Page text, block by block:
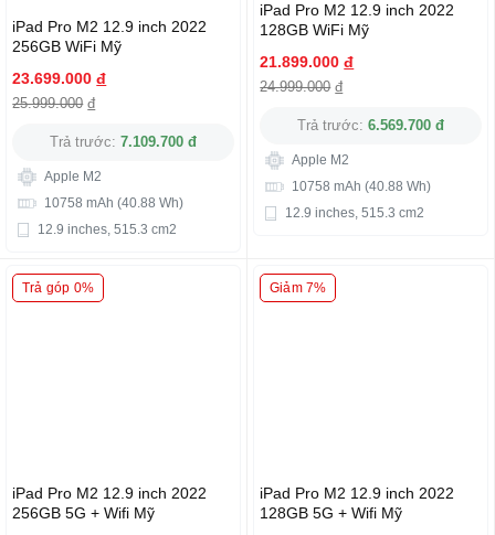
iPad Pro M2 12.9 inch 2022
256GB WiFi Mỹ
23.699.000 đ
25.999.000 đ
Trả trước: 7.109.700 đ
Apple M2
10758 mAh (40.88 Wh)
12.9 inches, 515.3 cm2
iPad Pro M2 12.9 inch 2022
128GB WiFi Mỹ
21.899.000 đ
24.999.000 đ
Trả trước: 6.569.700 đ
Apple M2
10758 mAh (40.88 Wh)
12.9 inches, 515.3 cm2
Trả góp 0%
iPad Pro M2 12.9 inch 2022
256GB 5G + Wifi Mỹ
Giảm 7%
iPad Pro M2 12.9 inch 2022
128GB 5G + Wifi Mỹ